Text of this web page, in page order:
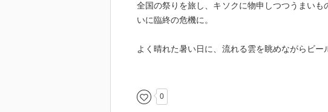
全国の祭りを旅し、キソクに物申しつつうまい
いに臨終の危機に。
よく晴れた暑い日に、流れる雲を眺めながらビ
親指シフトのワープロもとうとうドタンバだ。
どーでもいいことをマジメに、マジメなことを楽
0